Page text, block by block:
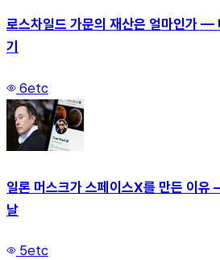
로스차일드 가문의 재산은 얼마인가 —
기
6etc
일론 머스크가 스페이스X를 만든 이유
날
5etc